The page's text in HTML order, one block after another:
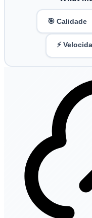
🎯 Calidade
⚡